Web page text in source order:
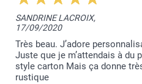
SANDRINE LACROIX,
17/09/2020
Très beau. J’adore
Juste que je m’attendais à du
style carton Mais ça donne
rustique